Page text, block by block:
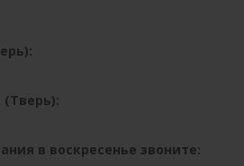
в воскресенье звоните: